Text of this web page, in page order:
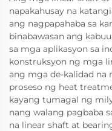
napakahusay na
ang nagpapahaba sa
binabawasan ang
sa mga aplikasyon sa
konstruksyon ng mga
ang mga de-kalidad na
proseso ng heat
kayang tumagal ng
nang walang pagbaba
na linear shaft at